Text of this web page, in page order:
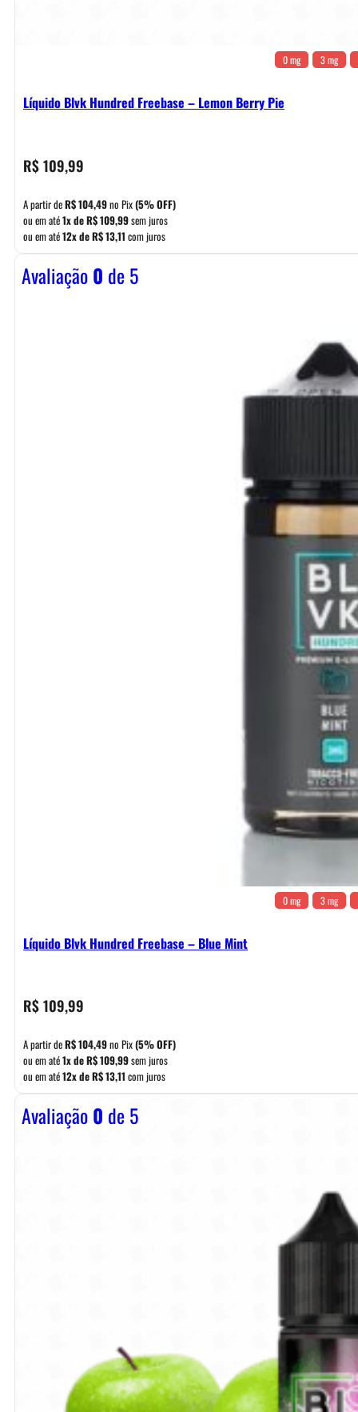
0 mg 3 mg
Líquido Blvk Hundred Freebase – Lemon Berry Pie
R$109,99
A partir deR$104,49no Pix(5% OFF)
ou em até1x deR$109,99sem juros
ou em até12x deR$13,11 com juros
Avaliação0 de 5
0 mg 3 mg
Líquido Blvk Hundred Freebase – Blue Mint
R$109,99
A partir deR$104,49no Pix(5% OFF)
ou em até1x deR$109,99sem juros
ou em até12x deR$13,11 com juros
Avaliação0 de 5